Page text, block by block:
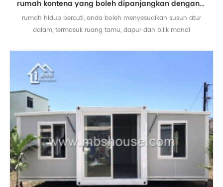
rumah kontena yang boleh dipanjangkan dengan bilik mandi untuk hidup bercuti
rumah hidup bercuti, anda boleh menyesuaikan susun atur
dalam, termasuk ruang tamu, dapur dan bilik mandi